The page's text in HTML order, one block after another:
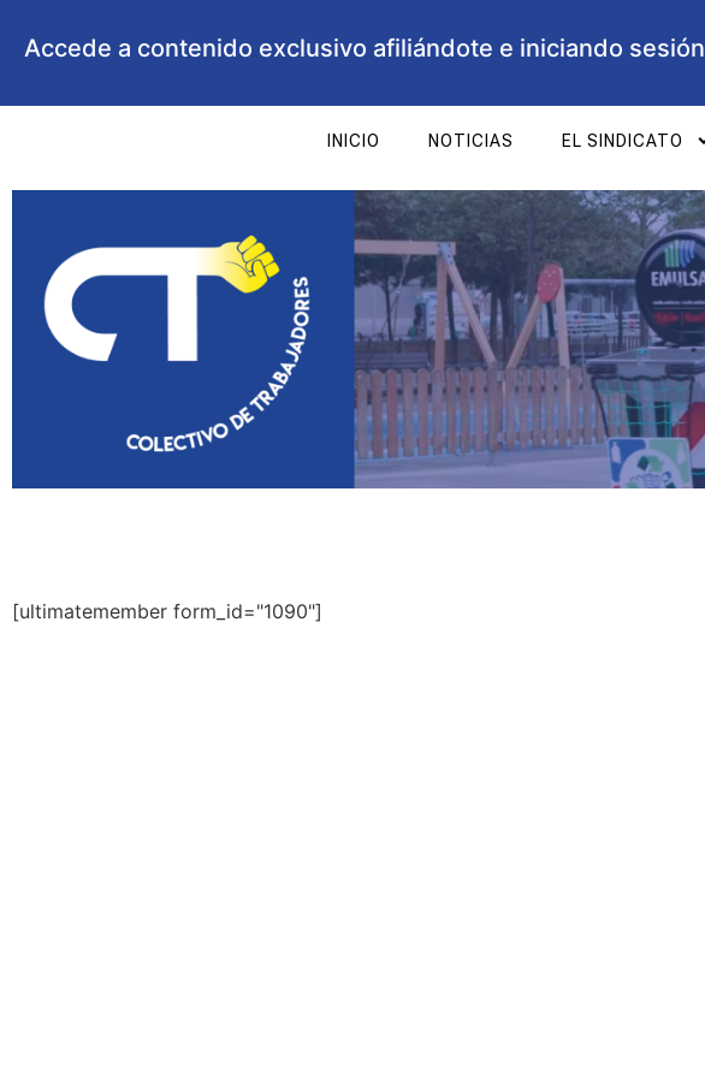
Accede a contenido exclusivo afiliándote e iniciando sesión
INICIO NOTICIAS EL SINDICATO
[ultimatemember form_id="1090"]